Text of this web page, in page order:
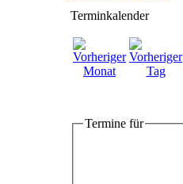
Terminkalender
Termine für